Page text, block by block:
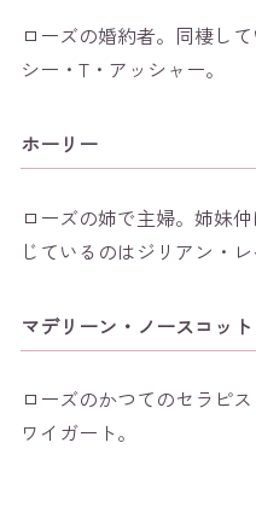
ローズの婚約者。同棲し
シー・T・アッシャー。
ホーリー
ローズの姉で主婦。姉妹
じているのはジリアン・レ
マデリーン・ノースコット
ローズのかつてのセラピ
ワイガート。